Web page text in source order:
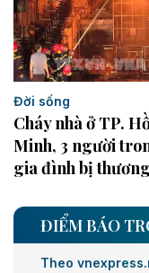
Đời sống
Cháy nhà ở TP.
Minh, 3 người
gia đình bị thương
ĐIỂM BÁO
Theo